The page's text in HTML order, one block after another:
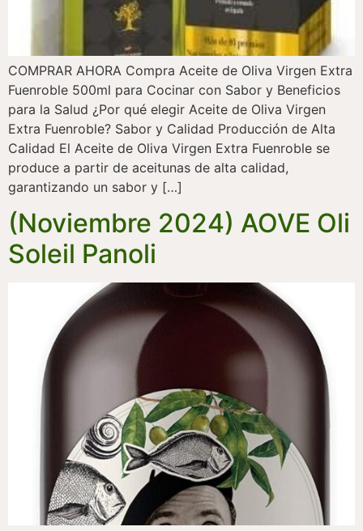
COMPRAR AHORA Compra Aceite de Oliva Virgen Extra
Fuenroble 500ml para Cocinar con Sabor y Beneficios
para la Salud ¿Por qué elegir Aceite de Oliva Virgen
Extra Fuenroble? Sabor y Calidad Producción de Alta
Calidad El Aceite de Oliva Virgen Extra Fuenroble se
produce a partir de aceitunas de alta calidad,
garantizando un sabor y […]
(Noviembre 2024) AOVE Oli
Soleil Panoli